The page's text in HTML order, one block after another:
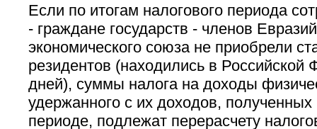
Если по итогам налогового периода
- граждане государств - членов
экономического союза не приобрели
резидентов (находились в
дней), суммы налога на доходы
удержанного с их доходов,
периоде, подлежат перерасчету